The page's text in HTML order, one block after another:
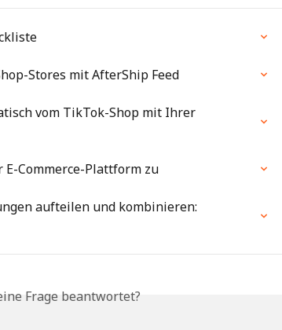
Stores mit AfterShip Feed
vom TikTok-Shop mit Ihrer
Commerce-Plattform zu
aufteilen und kombinieren:
Frage beantwortet?